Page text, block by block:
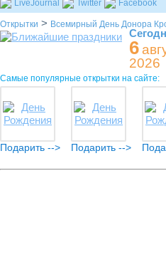
LiveJournal Twitter Facebook
Открытки > Всемирный День Донора
6
2026
Самые популярные открытки на сайте:
Подарить --> Подарить -->